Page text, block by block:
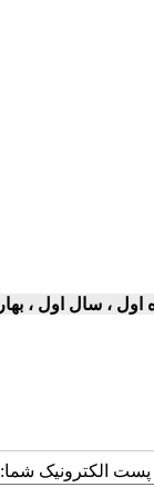
پست الکترونیک شما: